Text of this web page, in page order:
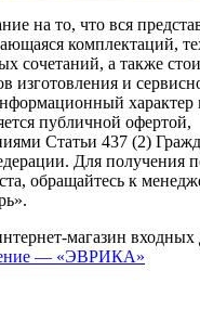
на то, что вся
комплектаций,
сочетаний, а также
изготовления и
характер
публичной офертой,
Статьи 437 (2)
Для получения
обращайтесь к
магазин входных
— «ЭВРИКА»